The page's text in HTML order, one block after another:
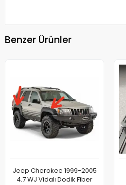
Benzer Ürünler
Jeep Cherokee 1999-2005
4.7 WJ Vidalı Dodik Fiber